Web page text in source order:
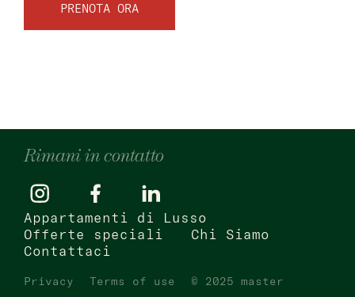
PRENOTA ORA
Rimani in contatto
Appartamenti di Lusso
Offerte speciali
Chi Siamo
Contattaci
Privacy Terms of use © 2025 master